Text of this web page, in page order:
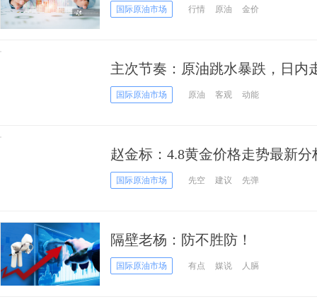
国际原油市场 行情 原油 金价
主次节奏：原油跳水暴跌，日内
国际原油市场 原油 客观 动能
赵金标：4.8黄金价格走势最新
国际原油市场 先空 建议 先弹
隔壁老杨：防不胜防！
国际原油市场 有点 媒说 人膈